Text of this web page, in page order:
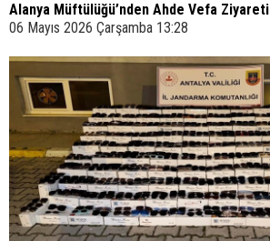
Alanya Müftülüğü’nden Ahde Vefa Ziyareti
06 Mayıs 2026 Çarşamba 13:28